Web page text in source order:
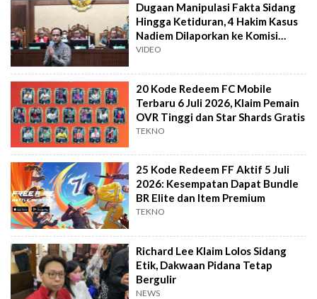
Dugaan Manipulasi Fakta Sidang
Hingga Ketiduran, 4 Hakim Kasus
Nadiem Dilaporkan ke Komisi
Yudisial
VIDEO
20 Kode Redeem FC Mobile
Terbaru 6 Juli 2026, Klaim Pemain
OVR Tinggi dan Star Shards Gratis
TEKNO
25 Kode Redeem FF Aktif 5 Juli
2026: Kesempatan Dapat Bundle
BR Elite dan Item Premium
TEKNO
Richard Lee Klaim Lolos Sidang
Etik, Dakwaan Pidana Tetap
Bergulir
NEWS